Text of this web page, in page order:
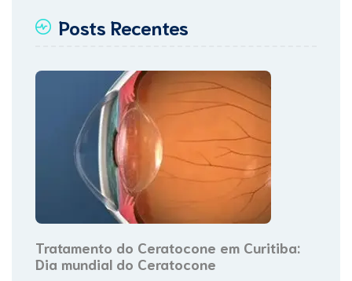
Posts Recentes
Tratamento do Ceratocone em Curitiba:
Dia mundial do Ceratocone